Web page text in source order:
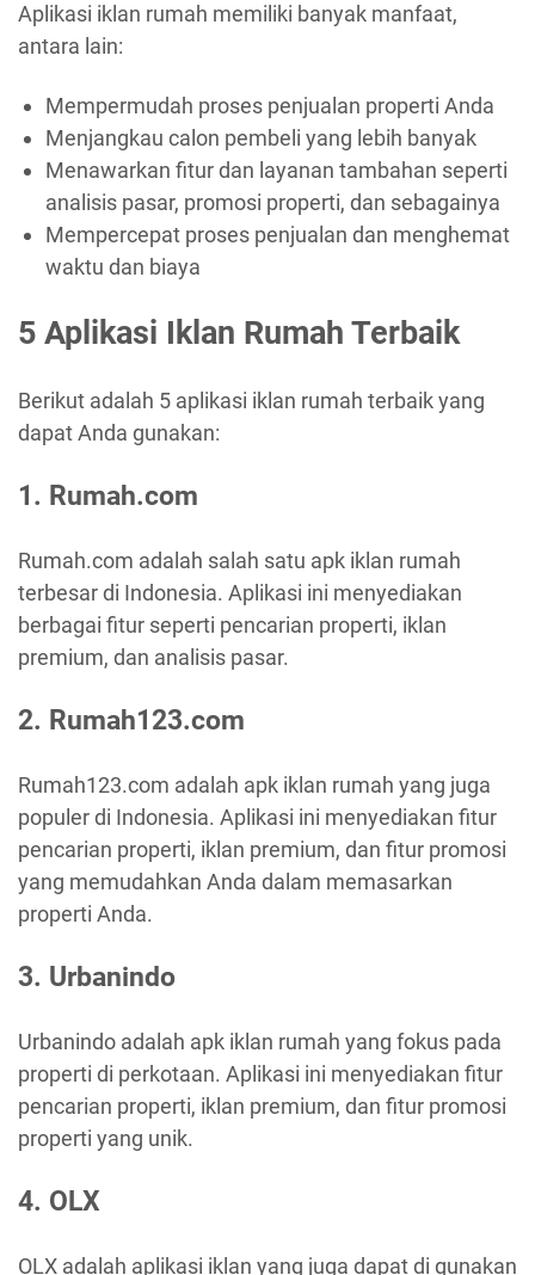
Aplikasi iklan rumah memiliki banyak manfaat,
antara lain:
Mempermudah proses penjualan properti Anda
Menjangkau calon pembeli yang lebih banyak
Menawarkan fitur dan layanan tambahan seperti
analisis pasar, promosi properti, dan sebagainya
Mempercepat proses penjualan dan menghemat
waktu dan biaya
5 Aplikasi Iklan Rumah Terbaik
Berikut adalah 5 aplikasi iklan rumah terbaik yang
dapat Anda gunakan:
1. Rumah.com
Rumah.com adalah salah satu apk iklan rumah
terbesar di Indonesia. Aplikasi ini menyediakan
berbagai fitur seperti pencarian properti, iklan
premium, dan analisis pasar.
2. Rumah123.com
Rumah123.com adalah apk iklan rumah yang juga
populer di Indonesia. Aplikasi ini menyediakan fitur
pencarian properti, iklan premium, dan fitur promosi
yang memudahkan Anda dalam memasarkan
properti Anda.
3. Urbanindo
Urbanindo adalah apk iklan rumah yang fokus pada
properti di perkotaan. Aplikasi ini menyediakan fitur
pencarian properti, iklan premium, dan fitur promosi
properti yang unik.
4. OLX
OLX adalah aplikasi iklan yang juga dapat di gunakan